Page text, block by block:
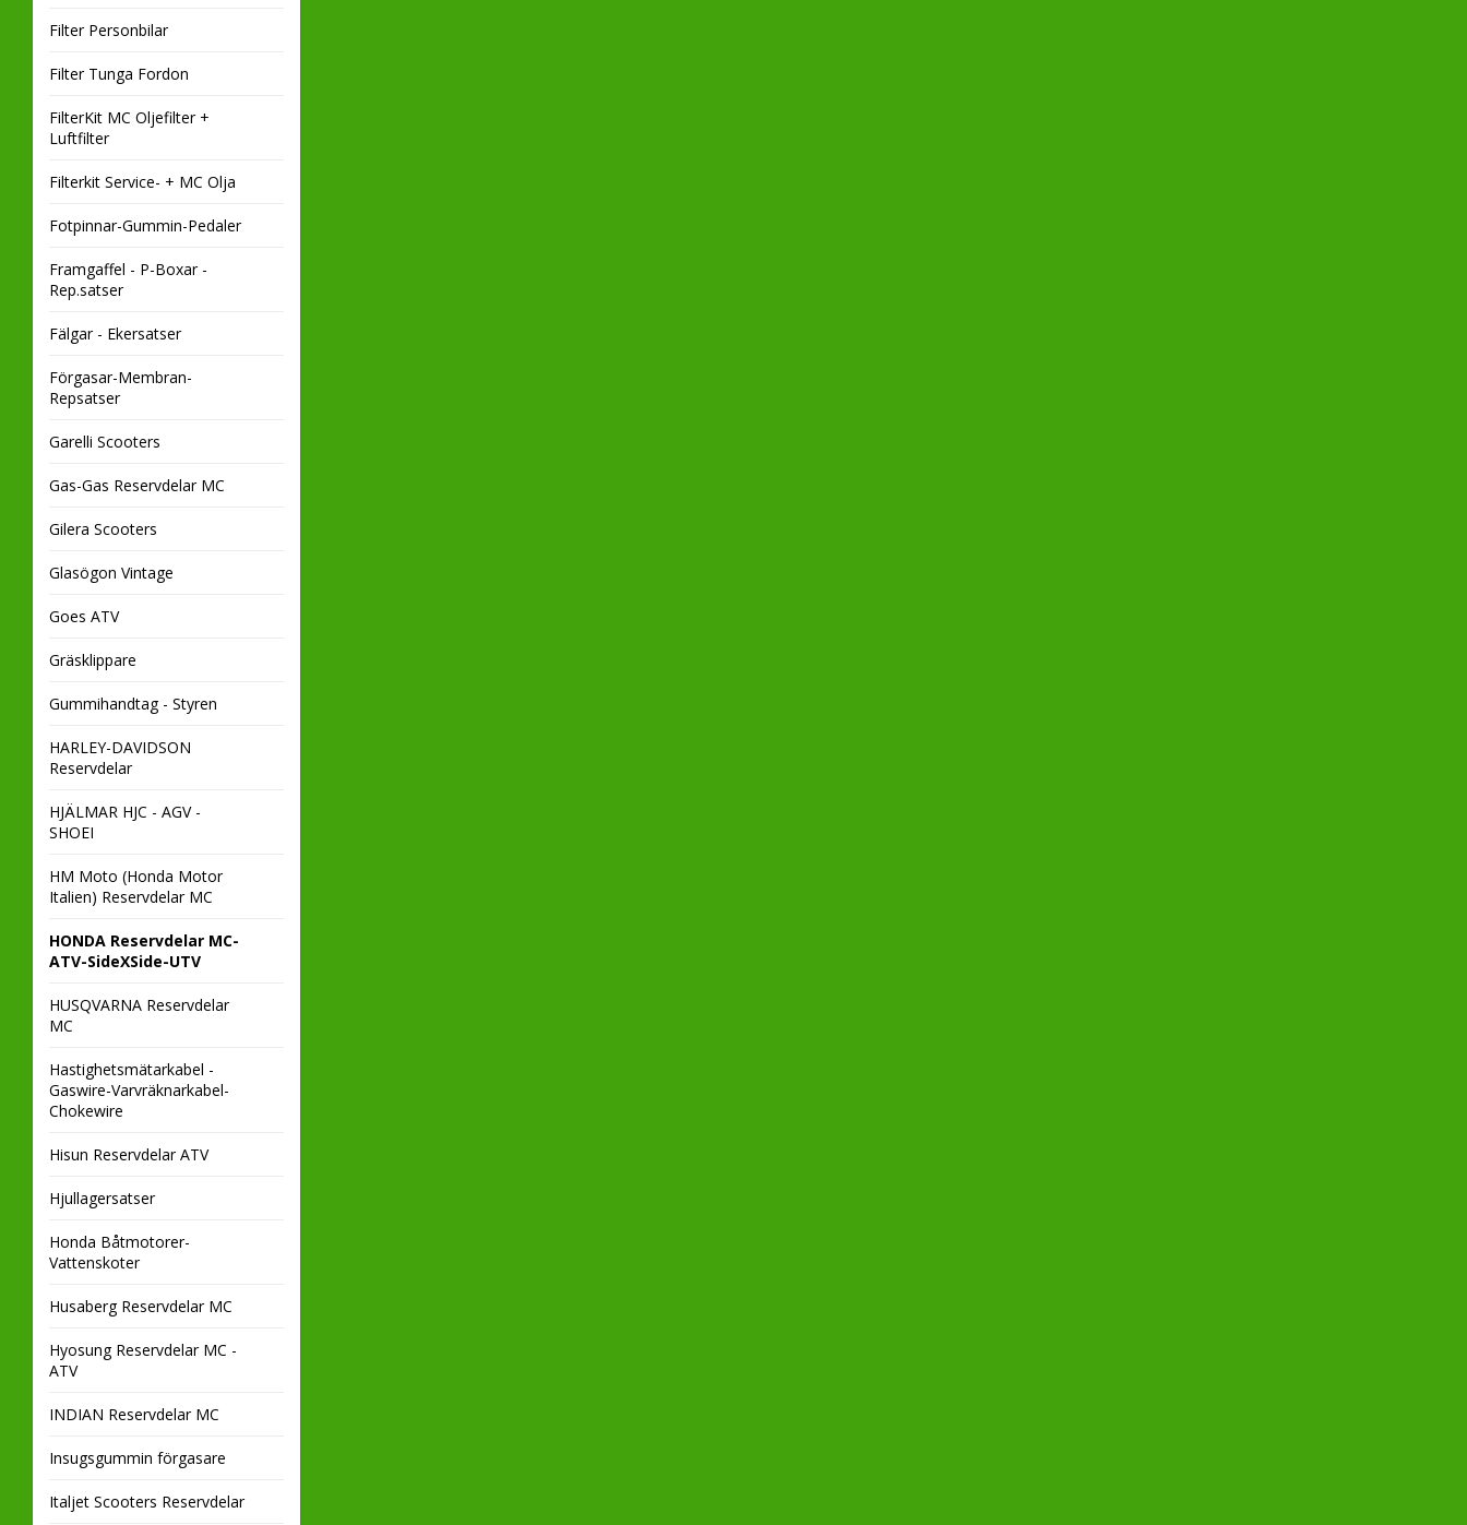
Filter Personbilar
Filter Tunga Fordon
FilterKit MC Oljefilter +
Luftfilter
Filterkit Service- + MC Olja
Fotpinnar-Gummin-Pedaler
Framgaffel - P-Boxar -
Rep.satser
Fälgar - Ekersatser
Förgasar-Membran-
Repsatser
Garelli Scooters
Gas-Gas Reservdelar MC
Gilera Scooters
Glasögon Vintage
Goes ATV
Gräsklippare
Gummihandtag - Styren
HARLEY-DAVIDSON
Reservdelar
HJÄLMAR HJC - AGV -
SHOEI
HM Moto (Honda Motor
Italien) Reservdelar MC
HONDA Reservdelar MC-
ATV-SideXSide-UTV
HUSQVARNA Reservdelar
MC
Hastighetsmätarkabel -
Gaswire-Varvräknarkabel-
Chokewire
Hisun Reservdelar ATV
Hjullagersatser
Honda Båtmotorer-
Vattenskoter
Husaberg Reservdelar MC
Hyosung Reservdelar MC -
ATV
INDIAN Reservdelar MC
Insugsgummin förgasare
Italjet Scooters Reservdelar